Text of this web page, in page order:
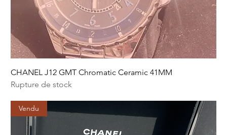
CHANEL J12 GMT Chromatic Ceramic 41MM
Rupture de stock
Vendu